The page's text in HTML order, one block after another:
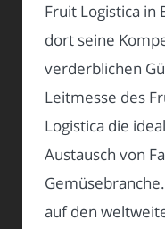
Fruit Logistica
dort seine
verderblichen
Leitmesse des
Logistica die
Austausch von
auf den